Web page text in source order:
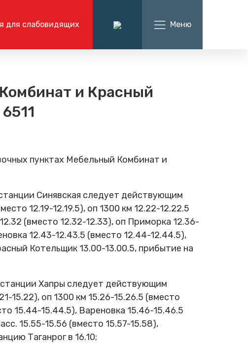
для слабовидящих Меню
бухгалтерские
Руководство компании
+7 (863) 238-30-63
и Красный
пунктах Мебельный Комбинат и
Синявская следует действующим
12.19-12.19.5), оп 1300 км 12.22-12.22.5
(вместо 12.32-12.33), оп Приморка 12.36-
12.43-12.43.5 (вместо 12.44-12.44.5),
Котельщик 13.00-13.00.5, прибытие на
станции Хапры следует действующим
15.22), оп 1300 км 15.26-15.26.5 (вместо
15.44-15.44.5), Вареновка 15.46-15.46.5
15.55-15.56 (вместо 15.57-15.58),
Таганрог в 16.10;